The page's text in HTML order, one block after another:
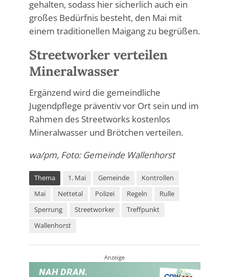
gehalten, sodass hier sicherlich auch ein
großes Bedürfnis besteht, den Mai mit
einem traditionellen Maigang zu begrüßen.
Streetworker verteilen
Mineralwasser
Ergänzend wird die gemeindliche
Jugendpflege präventiv vor Ort sein und im
Rahmen des Streetworks kostenlos
Mineralwasser und Brötchen verteilen.
wa/pm, Foto: Gemeinde Wallenhorst
Thema 1. Mai Gemeinde
Kontrollen
Mai
Nettetal Polizei Regeln
Rulle
Sperrung
Streetworker
Treffpunkt
Wallenhorst
Anzeige